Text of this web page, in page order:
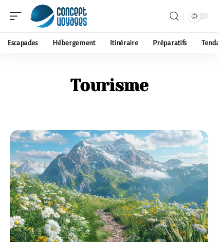
Escapades Hébergement Itinéraire Préparatifs
Tourisme